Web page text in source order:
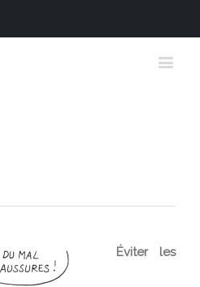
Éviter les